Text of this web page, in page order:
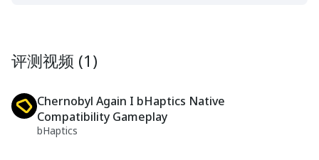
评测视频 (1)
Chernobyl Again I bHaptics Native
Compatibility Gameplay
bHaptics